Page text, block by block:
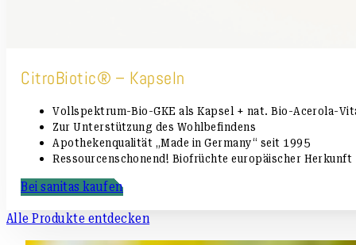
CitroBiotic® – Kapseln
Vollspektrum-Bio-GKE als Kapsel + nat. Bio-Acerola-
Zur Unterstützung des Wohlbefindens
Apothekenqualität „Made in Germany“ seit 1995
Ressourcenschonend! Biofrüchte europäischer Herkunft
Bei sanitas kaufen
Alle Produkte entdecken